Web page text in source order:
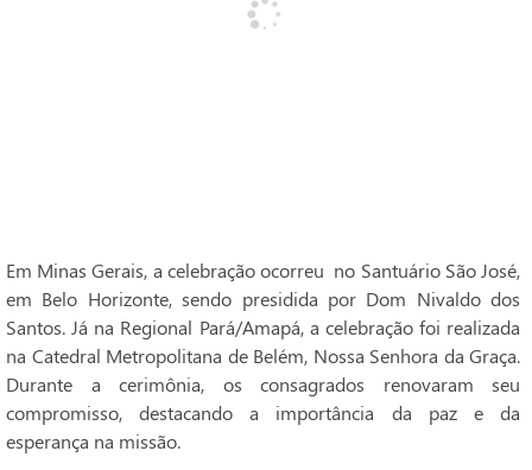
Em Minas Gerais, a celebração ocorreu no Santuário São José,
em Belo Horizonte, sendo presidida por Dom Nivaldo dos
Santos. Já na Regional Pará/Amapá, a celebração foi realizada
na Catedral Metropolitana de Belém, Nossa Senhora da Graça.
Durante a cerimônia, os consagrados renovaram seu
compromisso, destacando a importância da paz e da
esperança na missão.